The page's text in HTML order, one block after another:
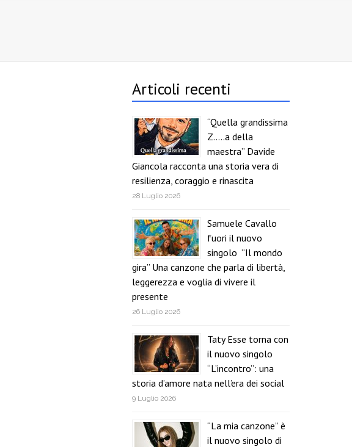
Articoli recenti
“Quella grandissima
Z…..a della
maestra” Davide
Giancola racconta una storia vera di
resilienza, coraggio e rinascita
28 Luglio 2026
Samuele Cavallo
fuori il nuovo
singolo “Il mondo
gira” Una canzone che parla di libertà,
leggerezza e voglia di vivere il
presente
26 Luglio 2026
Taty Esse torna con
il nuovo singolo
“L’incontro”: una
storia d’amore nata nell’era dei social
9 Luglio 2026
“La mia canzone” è
il nuovo singolo di